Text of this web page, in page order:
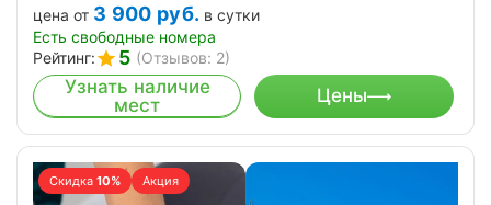
цена от 3 900 руб. в сутки
Есть свободные номера
Рейтинг:
5 (Отзывов: 2)
Узнать наличие
мест
Цены
Скидка 10% Акция